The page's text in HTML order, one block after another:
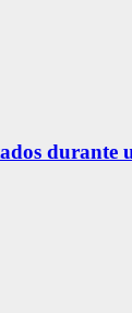
durante